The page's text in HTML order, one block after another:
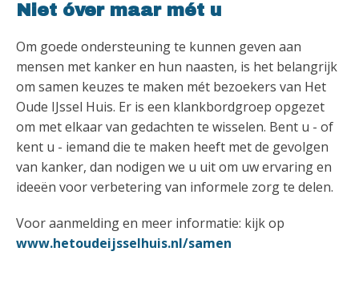
Niet óver maar mét u
Om goede ondersteuning te kunnen geven aan
mensen met kanker en hun naasten, is het belangrijk
om samen keuzes te maken mét bezoekers van Het
Oude IJssel Huis. Er is een klankbordgroep opgezet
om met elkaar van gedachten te wisselen. Bent u - of
kent u - iemand die te maken heeft met de gevolgen
van kanker, dan nodigen we u uit om uw ervaring en
ideeën voor verbetering van informele zorg te delen.
Voor aanmelding en meer informatie: kijk op
www.hetoudeijsselhuis.nl/samen